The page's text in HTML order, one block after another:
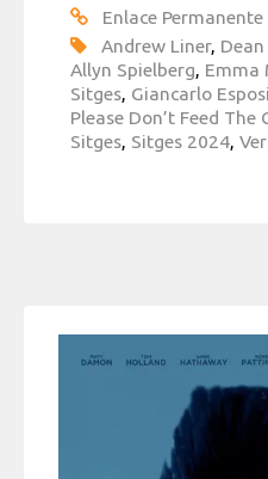
Enlace Permanente
Andrew Liner,
Allyn Spielberg, Emma
Sitges, Giancarlo
Please Don’t Feed The
Sitges, Sitges 2024,